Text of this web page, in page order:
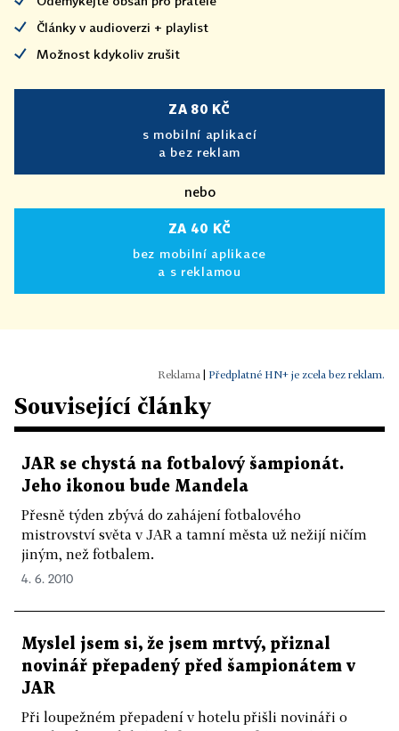
Články v audioverzi + playlist
Možnost kdykoliv zrušit
ZA 80 KČ
s mobilní aplikací
a bez reklam
nebo
ZA 40 KČ
bez mobilní aplikace
a s reklamou
Předplatné HN+ je zcela bez reklam.
Související články
JAR se chystá na fotbalový šampionát.
Jeho ikonou bude Mandela
Přesně týden zbývá do zahájení fotbalového
mistrovství světa v JAR a tamní města už nežijí ničím
jiným, než fotbalem.
4. 6. 2010
Myslel jsem si, že jsem mrtvý, přiznal
novinář přepadený před šampionátem v
JAR
Při loupežném přepadení v hotelu přišli novináři o